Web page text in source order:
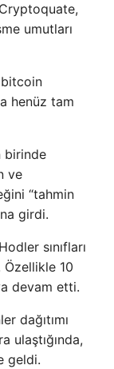
umutları
bitcoin
henüz tam
birinde
ve
“tahmin
girdi.
sınıfları
10
devam etti.
dağıtımı
ulaştığında,
geldi.